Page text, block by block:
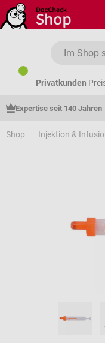
Zum Hauptinhalt springen
Privatkunden
Expertise seit 140 Jahren
Shop Injektion &